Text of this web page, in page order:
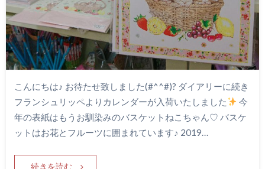
こんにちは♪ お待たせ致しました(#^^#)? ダイアリーに続き
フランシュリッペよりカレンダーが入荷いたしました
今
年の表紙はもうお馴染みのバスケットねこちゃん♡ バスケ
ットはお花とフルーツに囲まれています♪ 2019…
続きを読む